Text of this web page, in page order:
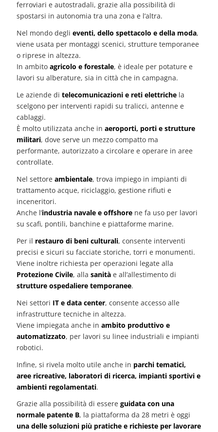
ferroviari e autostradali, grazie alla possibilità di
spostarsi in autonomia tra una zona e l’altra.
Nel mondo degli eventi, dello spettacolo e della moda,
viene usata per montaggi scenici, strutture temporanee
o riprese in altezza.
In ambito agricolo e forestale, è ideale per potature e
lavori su alberature, sia in città che in campagna.
Le aziende di telecomunicazioni e reti elettrichela
scelgono per interventi rapidi su tralicci, antenne e
cablaggi.
È molto utilizzata anche in aeroporti, porti e strutture
militari, dove serve un mezzo compatto ma
performante, autorizzato a circolare e operare in aree
controllate.
Nel settore ambientale, trova impiego in impianti di
trattamento acque, riciclaggio, gestione rifiuti e
inceneritori.
Anche l’industria navale e offshorene fa uso per lavori
su scafi, pontili, banchine e piattaforme marine.
Per il restauro di beni culturali, consente interventi
precisi e sicuri su facciate storiche, torri e monumenti.
Viene inoltre richiesta per operazioni legate alla
Protezione Civile, alla sanitàe all’allestimento di
strutture ospedaliere temporanee.
Nei settori IT e data center, consente accesso alle
infrastrutture tecniche in altezza.
Viene impiegata anche in ambito produttivo e
automatizzato, per lavori su linee industriali e impianti
robotici.
Infine, si rivela molto utile anche in parchi tematici,
aree ricreative, laboratori di ricerca, impianti sportivi e
ambienti regolamentati.
Grazie alla possibilità di essere guidata con una
normale patente B, la piattaforma da 28 metri è oggi
una delle soluzioni più pratiche e richieste per lavorare